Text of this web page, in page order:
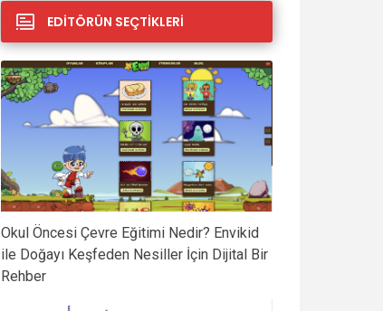
EDİTÖRÜN SEÇTİKLERİ
Okul Öncesi Çevre Eğitimi Nedir? Envikid
ile Doğayı Keşfeden Nesiller İçin Dijital Bir
Rehber